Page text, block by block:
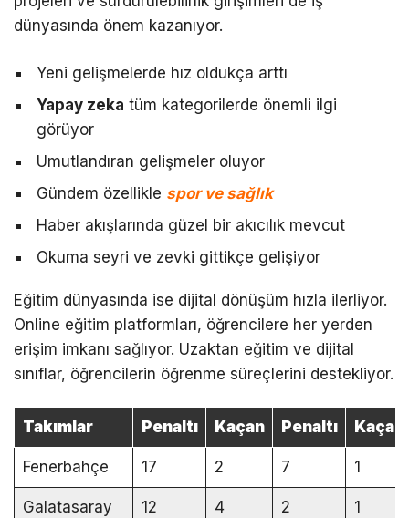
dünyasında önem kazanıyor.
Yeni gelişmelerde hız oldukça arttı
Yapay zeka tüm kategorilerde önemli ilgi
görüyor
Umutlandıran gelişmeler oluyor
Gündem özellikle spor ve sağlık
Haber akışlarında güzel bir akıcılık mevcut
Okuma seyri ve zevki gittikçe gelişiyor
Eğitim dünyasında ise dijital dönüşüm hızla ilerliyor.
Online eğitim platformları, öğrencilere her yerden
erişim imkanı sağlıyor. Uzaktan eğitim ve dijital
sınıflar, öğrencilerin öğrenme süreçlerini destekliyor.
Takımlar Penaltı Kaçan Penaltı Kaçan
Fenerbahçe 17 2 7 1
Galatasaray 12 4 2 1